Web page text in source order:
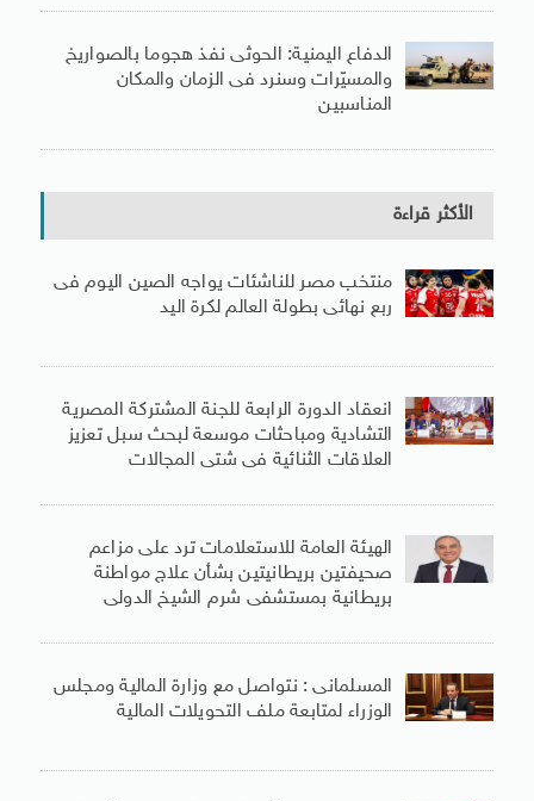
الدفاع اليمنية: الحوثى نفذ هجوما بالصواريخ
والمسيّرات وسنرد فى الزمان والمكان
المناسبين
الأكثر قراءة
منتخب مصر للناشئات يواجه الصين اليوم فى
ربع نهائى بطولة العالم لكرة اليد
انعقاد الدورة الرابعة للجنة المشتركة المصرية
التشادية ومباحثات موسعة لبحث سبل تعزيز
العلاقات الثنائية فى شتى المجالات
الهيئة العامة للاستعلامات ترد على مزاعم
صحيفتين بريطانيتين بشأن علاج مواطنة
بريطانية بمستشفى شرم الشيخ الدولى
المسلمانى : نتواصل مع وزارة المالية ومجلس
الوزراء لمتابعة ملف التحويلات المالية